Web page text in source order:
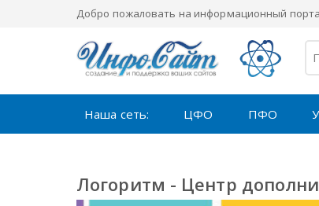
Добро пожаловать на информационный
Наша сеть: ЦФО ПФО
Логоритм - Центр